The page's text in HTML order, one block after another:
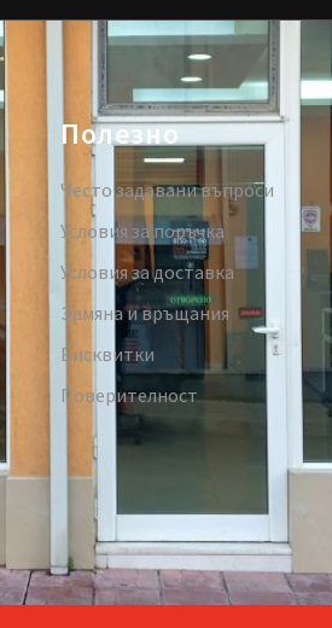
Полезно
Често задавани въпроси
Условия за поръчка
Условия за доставка
Замяна и връщания
Бисквитки
Поверителност